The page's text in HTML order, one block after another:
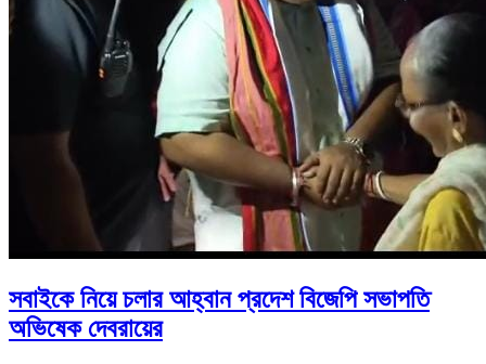
সবাইকে নিয়ে চলার আহ্বান প্রদেশ বিজেপি সভাপতি
অভিষেক দেবরায়ের